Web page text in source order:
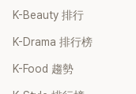
K-Beauty 排行
K-Drama 排行榜
K-Food 趨勢